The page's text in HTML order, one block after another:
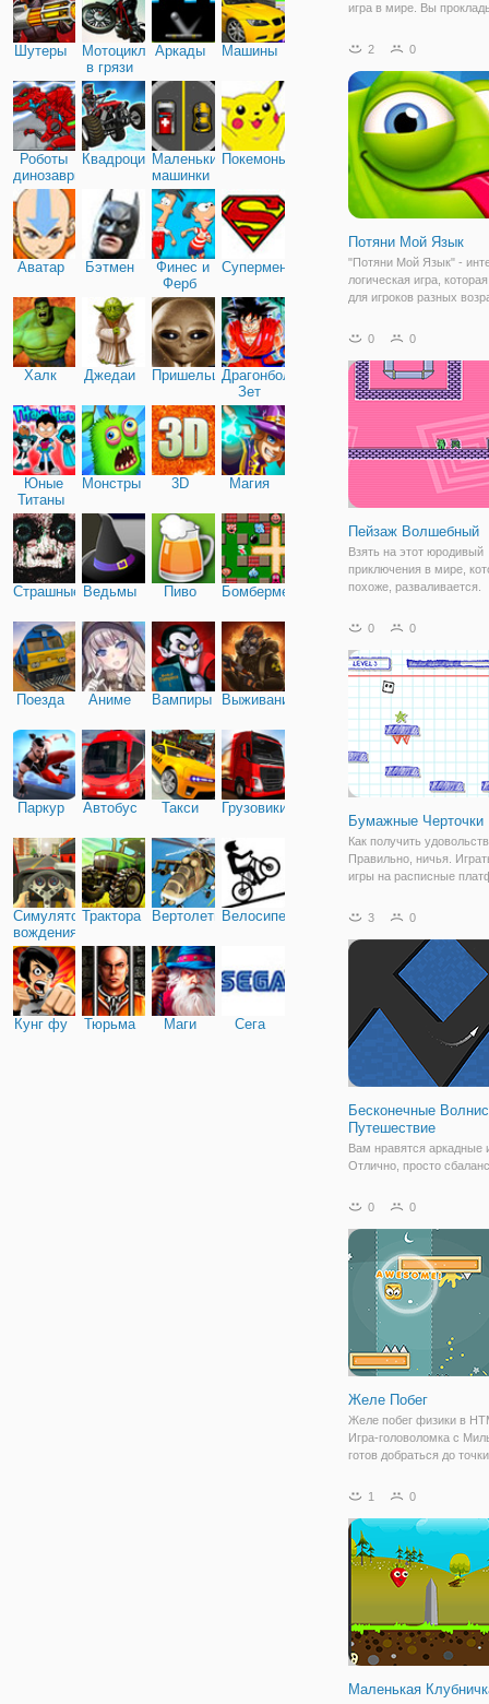
Шутеры
Мотоциклы
в грязи
Аркады Машины
Роботы
динозавры
КвадроциклыМаленькие
машинки
Покемоны
Аватар Бэтмен
Финес и
Ферб
Супермен
Халк Джедаи ПришельцыДрагонболл
Зет
Юные
Титаны
Монстры 3D Магия
Страшные Ведьмы Пиво Бомбермен
Поезда Аниме Вампиры Выживание
Паркур Автобус Такси Грузовики
Симулятор
вождения
Трактора ВертолетыВелосипед
Кунг фу Тюрьма Маги Сега
игра в мире. Вы
Собирайте монеты,
стекло! Игра забавная
и
2 0
Потяни Мой Язык
"Потяни Мой Язык" -
логическая игра,
для игроков разных
забавным хамелеоном, у
именно он является
0 0
Пейзаж Волшебный
Взять на этот юродивый
приключения в мире,
похоже, разваливается.
фоны, и большое
0 0
Бумажные Черточки
Как получить
Правильно, ничья.
игры на расписные
3
0
Бесконечные
Путешествие
Вам нравятся аркадные
Отлично, просто
ловушек голову на
ловушек и собирать
пути, чтобы сделать
0 0
Желе Побег
Желе побег физики в
Игра-головоломка с
готов добраться до
желе, чтобы вырваться
тяжести, чтобы
и
1 0
Маленькая